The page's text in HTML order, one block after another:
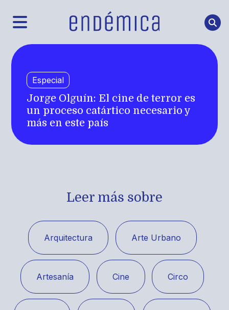
Especial
Jorge Olguín: El cine de terror es
un proceso catártico necesario y
más en este país
Leer más sobre
Arquitectura Arte Urbano
Artesanía Cine Circo